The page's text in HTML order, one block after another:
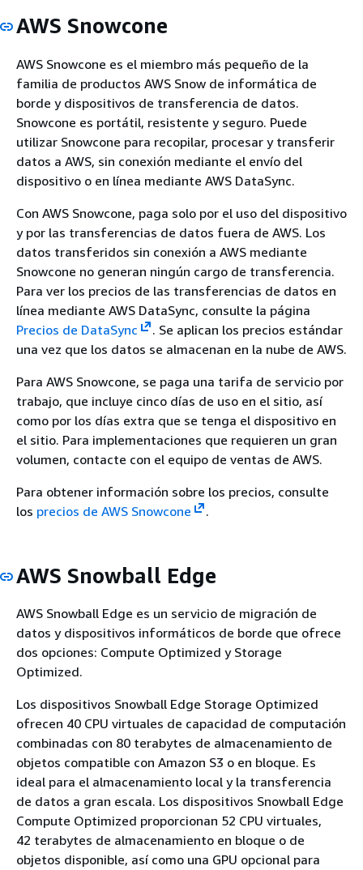
AWS Snowcone
AWS Snowcone es el miembro más pequeño de la
familia de productos AWS Snow de informática de
borde y dispositivos de transferencia de datos.
Snowcone es portátil, resistente y seguro. Puede
utilizar Snowcone para recopilar, procesar y transferir
datos a AWS, sin conexión mediante el envío del
dispositivo o en línea mediante AWS DataSync.
Con AWS Snowcone, paga solo por el uso del dispositivo
y por las transferencias de datos fuera de AWS. Los
datos transferidos sin conexión a AWS mediante
Snowcone no generan ningún cargo de transferencia.
Para ver los precios de las transferencias de datos en
línea mediante AWS DataSync, consulte la página
Precios de DataSync
. Se aplican los precios estándar
una vez que los datos se almacenan en la nube de AWS.
Para AWS Snowcone, se paga una tarifa de servicio por
trabajo, que incluye cinco días de uso en el sitio, así
como por los días extra que se tenga el dispositivo en
el sitio. Para implementaciones que requieren un gran
volumen, contacte con el equipo de ventas de AWS.
Para obtener información sobre los precios, consulte
los precios de AWS Snowcone .
AWS Snowball Edge
AWS Snowball Edge es un servicio de migración de
datos y dispositivos informáticos de borde que ofrece
dos opciones: Compute Optimized y Storage
Optimized.
Los dispositivos Snowball Edge Storage Optimized
ofrecen 40 CPU virtuales de capacidad de computación
combinadas con 80 terabytes de almacenamiento de
objetos compatible con Amazon S3 o en bloque. Es
ideal para el almacenamiento local y la transferencia
de datos a gran escala. Los dispositivos Snowball Edge
Compute Optimized proporcionan 52 CPU virtuales,
42 terabytes de almacenamiento en bloque o de
objetos disponible, así como una GPU opcional para